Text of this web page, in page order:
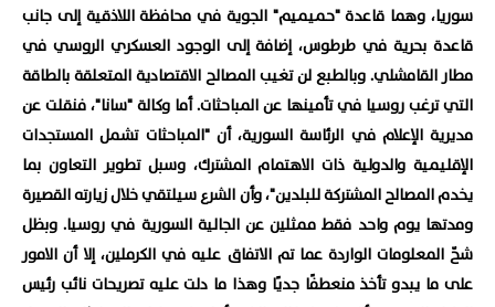
سوريا، وهما قاعدة "حميميم" الجوية في محافظة اللاذقية إلى جانب
قاعدة بحرية في طرطوس، إضافة إلى الوجود العسكري الروسي في
مطار القامشلي. وبالطبع لن تغيب المصالح الاقتصادية المتعلقة بالطاقة
التي ترغب روسيا في تأمينها عن المباحثات. أما وكالة "سانا"، فنقلت عن
مديرية الإعلام في الرئاسة السورية، أن "المباحثات تشمل المستجدات
الإقليمية والدولية ذات الاهتمام المشترك، وسبل تطوير التعاون بما
يخدم المصالح المشتركة للبلدين"، وأن الشرع سيلتقي خلال زيارته القصيرة
ومدتها يوم واحد فقط ممثلين عن الجالية السورية في روسيا. وبظل
شحّ المعلومات الواردة عما تم الاتفاق عليه في الكرملين، إلا أن الامور
على ما يبدو تأخذ منعطفًا جديًا وهذا ما دلت عليه تصريحات نائب رئيس